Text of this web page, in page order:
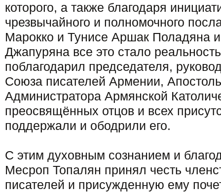
которого, а также благодаря
чрезвычайного и полномочного
Марокко и Тунисе Аршак Поладяна и
Джапуряна все это стало
поблагодарил председателя,
Союза писателей Армении,
Администратора Армянской
преосвящённых отцов и всех
поддержали и ободрили его.
С этим духовным сознанием и
Месроп Топалян принял честь
писателей и присужденную ему